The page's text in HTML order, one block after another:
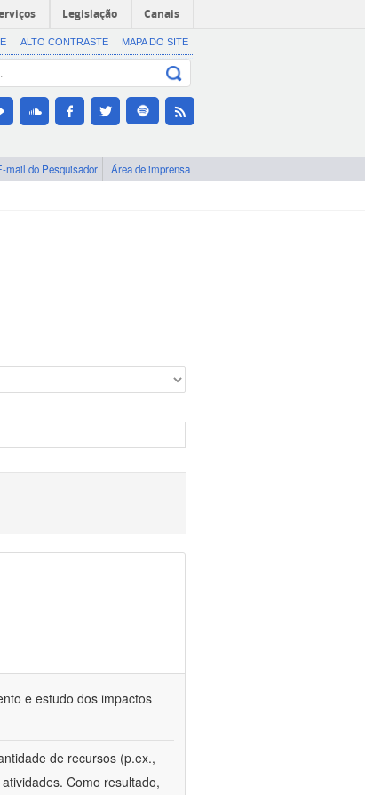
Legislação Canais
ALTO CONTRASTE MAPA DO SITE
mail do Pesquisador Área de imprensa
e estudo dos impactos
de recursos (p.ex.,
Como resultado,